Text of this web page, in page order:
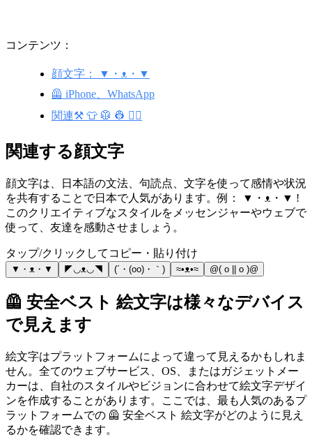
コンテンツ：
顔文字： ▼・ᴥ・▼
🦺 iPhone、WhatsApp
関連⚒️ 👕 🥼 👷 🐕‍🦺
関連する顔文字
顔文字は、日本語の文法、句読点、文字を使って感情や状況
を共有することで日本で人気があります。例： ▼・ᴥ・▼ !
このクリエイティブなスタイルをメッセンジャーやウェブで
使って、友達を感動させましょう。
タップ/クリックしてコピー・貼り付け
▼・ᴥ・▼ ◤◡ᴥ◡◥ (´・(oo)・｀) ≈•ᴥ•≈ @( o || o )@
🦺 安全ベスト 絵文字は様々なデバイス
で見えます
絵文字はプラットフォームによって違って見えるかもしれま
せん。全てのウェブサービス、OS、またはガジェットメー
カーは、自社のスタイルやビジョンに合わせて絵文字デザイ
ンを作成することがあります。ここでは、最も人気のあるプ
ラットフォームでの 🦺 安全ベスト 絵文字がどのように見え
るかを確認できます。